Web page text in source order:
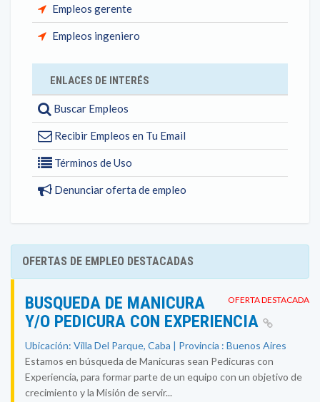
Empleos gerente
Empleos ingeniero
ENLACES DE INTERÉS
Buscar Empleos
Recibir Empleos en Tu Email
Términos de Uso
Denunciar oferta de empleo
OFERTAS DE EMPLEO DESTACADAS
OFERTA DESTACADA
BUSQUEDA DE MANICURA
Y/O PEDICURA CON EXPERIENCIA
Ubicación: Villa Del Parque, Caba | Provincia : Buenos Aires
Estamos en búsqueda de Manicuras sean Pedicuras con
Experiencia, para formar parte de un equipo con un objetivo de
crecimiento y la Misión de servir...